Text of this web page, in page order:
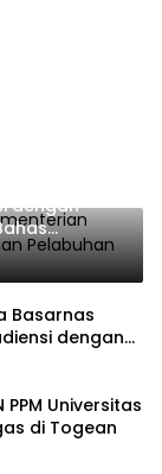
dengan
Ferry
Basarnas
dengan
Universitas
di Togean